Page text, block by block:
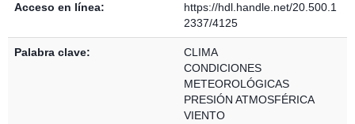
Acceso en línea:
https://hdl.handle.net/20.500.1
2337/4125
Palabra clave:
CLIMA
CONDICIONES
METEOROLÓGICAS
PRESIÓN ATMOSFÉRICA
VIENTO